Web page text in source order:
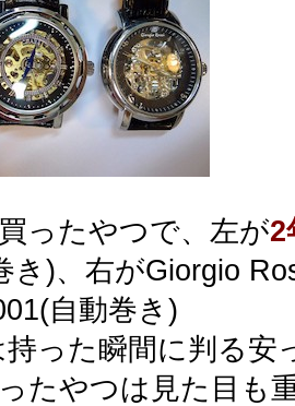
ったやつで、左が2
き)、右がGiorgio
自動巻き)
った瞬間に判る安
たやつは見た目も